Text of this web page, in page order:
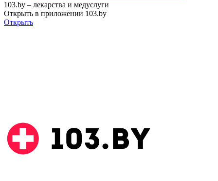
103.by – лекарства и медуслуги
Открыть в приложении 103.by
Открыть